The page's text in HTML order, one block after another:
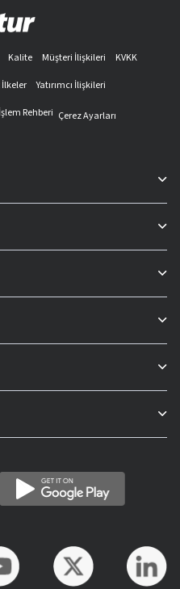
Kalite Müşteri İlişkileri
KVKK
İlkeler
Yatırımcı İlişkileri
İşlem Rehberi Çerez Ayarları